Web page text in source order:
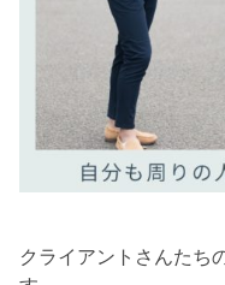
クライアントさんたち